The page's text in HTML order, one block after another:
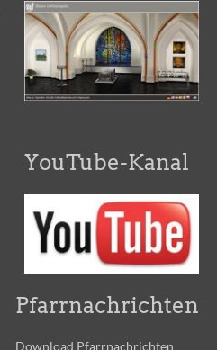
YouTube-Kanal
Pfarrnachrichten
Download Pfarrnachrichten